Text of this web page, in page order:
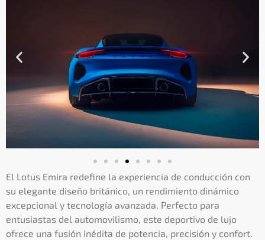
El Lotus Emira redefine la experiencia de conducción con
su elegante diseño británico, un rendimiento dinámico
excepcional y tecnología avanzada. Perfecto para
entusiastas del automovilismo, este deportivo de lujo
ofrece una fusión inédita de potencia, precisión y confort.